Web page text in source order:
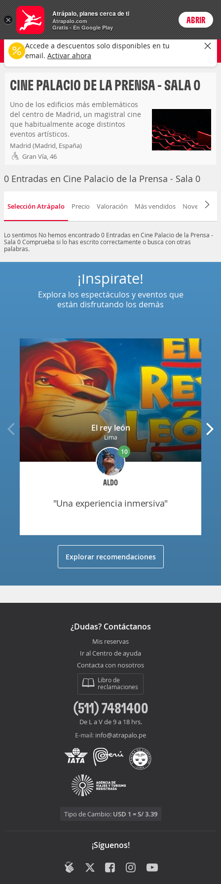
Entradas Login
cine palacio de la prensa - sala 0
Cualquier tipo Selecciona una fecha
CAMBIAR
CINE PALACIO DE LA PRENSA - SALA 0
Uno de los edificios más emblemáticos
del centro de Madrid, un magistral cine
que habitualmente acoge distintos
eventos artísticos.
Madrid (Madrid, España)
Gran Vía, 46
0 Entradas en Cine Palacio de la Prensa - Sala 0
Selección Atrápalo Precio Valoración Más vendidos Novedad
Lo sentimos No hemos encontrado 0 Entradas en Cine Palacio de la Prensa -
Sala 0Comprueba si lo has escrito correctamente o busca con otras
palabras.
El rey león
Lima
ALDO
10
"una experiencia inmersiva"
¡Inspírate!
Explora los espectáculos y eventos que
están disfrutando los demás
Explorar recomendaciones
¿Dudas? Contáctanos
Mis reservas
Ir al Centro de ayuda
Contacta con nosotros
Libro de
reclamaciones
(511) 7481400
De L a V de 9 a 18 hrs.
E-mail: info@atrapalo.pe
Tipo de Cambio: USD 1 = S/ 3.39
¡Síguenos!
×
Atrápalo, planes cerca de ti
Atrapalo.com
Gratis - En Google Play
ABRIR
Accede a descuentos solo disponibles en tu
email. Activar ahora